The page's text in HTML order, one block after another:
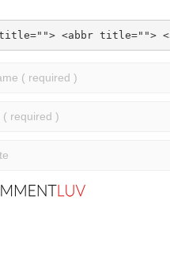
<abbr title="">